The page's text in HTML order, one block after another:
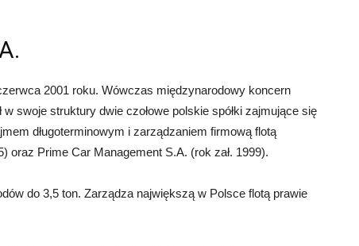
2001 roku. Wówczas międzynarodowy koncern
swoje struktury dwie czołowe polskie spółki zajmujące się
długoterminowym i zarządzaniem firmową flotą
oraz Prime Car Management S.A. (rok zał. 1999).
do 3,5 ton. Zarządza największą w Polsce flotą prawie